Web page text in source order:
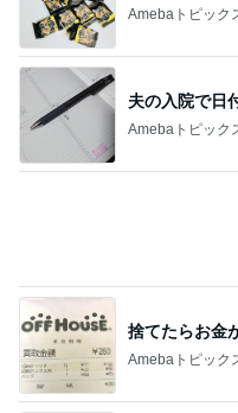
Amebaトピック
夫の入院で日
Amebaトピック
捨てたらお金
Amebaトピック